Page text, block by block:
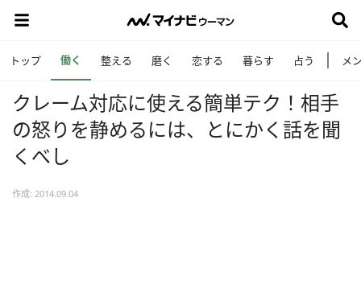
トップ 働く 整える 磨く 恋する 暮らす 占う メ
クレーム対応に使える簡単テク！相手
の怒りを静めるには、とにかく話を聞
くべし
作成: 2014.09.04